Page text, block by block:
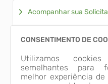
Acompanhar sua
Nova Solicitação
Conheça aqui a lei
CONSENTIMENTO DE
Utilizamos
semelhantes para
melhor experiência de